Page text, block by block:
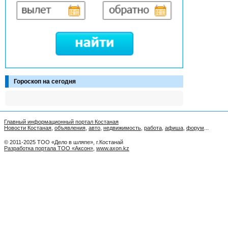
Гороскоп на сегодня
Главный информационный портал Костаная
Новости Костаная объявления авто недвижимость работа афиша форум
© 2011-2025 ТОО «Дело в шляпе», г.Костанай
Разработка портала ТОО «Аксон» www.axon.kz